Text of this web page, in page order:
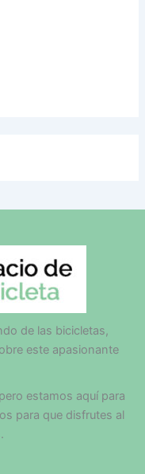
de las bicicletas,
este apasionante
estamos aquí para
para que disfrutes al